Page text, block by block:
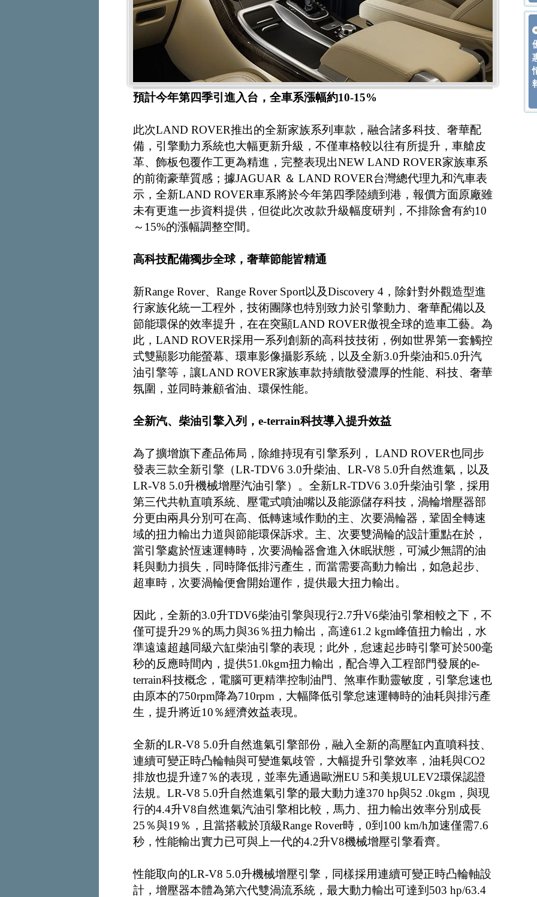
預計今年第四季引進入台，全車系漲幅約10-15%
此次LAND ROVER推出的全新家族系列車款，融合諸多科技、奢華配
備，引擎動力系統也大幅更新升級，不僅車格較以往有所提升，車艙皮
革、飾板包覆作工更為精進，完整表現出NEW LAND ROVER家族車系
的前衛豪華質感；據JAGUAR ＆ LAND ROVER台灣總代理九和汽車表
示，全新LAND ROVER車系將於今年第四季陸續到港，報價方面原廠雖
未有更進一步資料提供，但從此次改款升級幅度研判，不排除會有約10
～15%的漲幅調整空間。
高科技配備獨步全球，奢華節能皆精通
新Range Rover、Range Rover Sport以及Discovery 4，除針對外觀造型進
行家族化統一工程外，技術團隊也特別致力於引擎動力、奢華配備以及
節能環保的效率提升，在在突顯LAND ROVER傲視全球的造車工藝。為
此，LAND ROVER採用一系列創新的高科技技術，例如世界第一套觸控
式雙顯影功能螢幕、環車影像攝影系統，以及全新3.0升柴油和5.0升汽
油引擎等，讓LAND ROVER家族車款持續散發濃厚的性能、科技、奢華
氛圍，並同時兼顧省油、環保性能。
全新汽、柴油引擎入列，e-terrain科技導入提升效益
為了擴增旗下產品佈局，除維持現有引擎系列， LAND ROVER也同步
發表三款全新引擎（LR-TDV6 3.0升柴油、LR-V8 5.0升自然進氣，以及
LR-V8 5.0升機械增壓汽油引擎）。全新LR-TDV6 3.0升柴油引擎，採用
第三代共軌直噴系統、壓電式噴油嘴以及能源儲存科技，渦輪增壓器部
分更由兩具分別可在高、低轉速域作動的主、次要渦輪器，鞏固全轉速
域的扭力輸出力道與節能環保訴求。主、次要雙渦輪的設計重點在於，
當引擎處於恆速運轉時，次要渦輪器會進入休眠狀態，可減少無謂的油
耗與動力損失，同時降低排污產生，而當需要高動力輸出，如急起步、
超車時，次要渦輪便會開始運作，提供最大扭力輸出。
因此，全新的3.0升TDV6柴油引擎與現行2.7升V6柴油引擎相較之下，不
僅可提升29％的馬力與36％扭力輸出，高達61.2 kgm峰值扭力輸出，水
準遠遠超越同級六缸柴油引擎的表現；此外，怠速起步時引擎可於500毫
秒的反應時間內，提供51.0kgm扭力輸出，配合導入工程部門發展的e-
terrain科技概念，電腦可更精準控制油門、煞車作動靈敏度，引擎怠速也
由原本的750rpm降為710rpm，大幅降低引擎怠速運轉時的油耗與排污產
生，提升將近10％經濟效益表現。
全新的LR-V8 5.0升自然進氣引擎部份，融入全新的高壓缸內直噴科技、
連續可變正時凸輪軸與可變進氣歧管，大幅提升引擎效率，油耗與CO2
排放也提升達7％的表現，並率先通過歐洲EU 5和美規ULEV2環保認證
法規。LR-V8 5.0升自然進氣引擎的最大動力達370 hp與52 .0kgm，與現
行的4.4升V8自然進氣汽油引擎相比較，馬力、扭力輸出效率分別成長
25％與19％，且當搭載於頂級Range Rover時，0到100 km/h加速僅需7.6
秒，性能輸出實力已可與上一代的4.2升V8機械增壓引擎看齊。
性能取向的LR-V8 5.0升機械增壓引擎，同樣採用連續可變正時凸輪軸設
計，增壓器本體為第六代雙渦流系統，最大動力輸出可達到503 hp/63.4